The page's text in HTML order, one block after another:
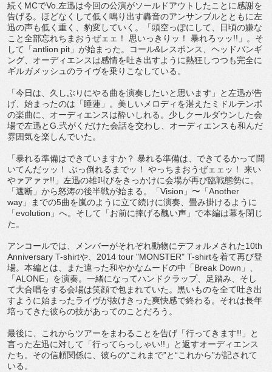
続くMCでVo.左迅は今回の公演がソールドアウトしたことに感謝を
告げる。ほどなくして低く鳴り出す轟音のアンサンブルとともに左
迅の声も低く重く、豹変していく。「頭空っぽにして、日頃の嫌な
こと全部忘れちまおうぜェェ！ 思いっきりッ！ 暴れろッッ!!」。そ
して「antlion pit」が始まった。コール&レスポンス、ヘッドバンギ
ング、オーディエンスは感情を吐き出すように熱狂しつつも完全に
ギルガメッシュのライヴを乗りこなしている。
「今日は、久しぶりにやる曲を演奏したいと思います」と左迅が告
げ、始まったのは「睡蓮」。美しいメロディを湛えたミドルテンポ
の楽曲に、オーディエンスは酔いしれる。少しクールダウンした会
場で左迅とG.弐がくだけた会話を交わし、オーディエンスも和んだ
雰囲気を楽しんでいた。
「暴れる準備はできていますか？ 暴れる準備は、できてるかって聞
いてんだッッ！ ぶっ倒れるまでッ！ やっちまおうぜェェッ！ 来い
やァアァァ!!」左迅の雄叫びをきっかけに会場が再び臨戦態勢に。
「遮断」から怒涛の後半戦が始まる。「Vision」〜「Another
way」までの5曲を嵐のように立て続けに演奏、畳み掛けるように
「evolution」へ。そして「お前に捧げる醜い声」で本編は幕を閉じ
た。
アンコールでは、メンバーがそれぞれ動物にデフォルメされた10th
Anniversary T-shirtや、2014 tour "MONSTER" T-shirtを着て再び登
場。本編とは、また違った和やかなムードの中「Break Down」、
「ALONE」を演奏。一緒になってハンドクラップ、足踏み、そし
て大合唱をする会場は笑顔で包まれていた。黒いものを全て吐き出
すように始まったライヴが抜けきった爽快感で終わる。それは長年
培ってきた彼らの技があってのことだろう。
最後に、これからツアーをまわることを告げ「行ってきます!!」と
言った左迅に対して「行ってらっしゃい!!」と返すオーディエンス
たち。その信頼関係に、彼らの“これまで”と“これから”が記されて
いる。